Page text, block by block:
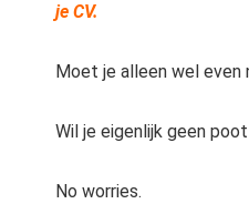
je CV.
Moet je alleen wel even
Wil je eigenlijk geen
No worries.